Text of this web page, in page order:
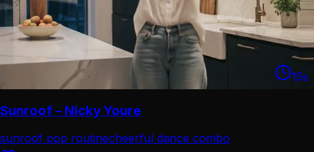
15s
Sunroof – Nicky Youre
sunroof pop routinecheerful dance combo